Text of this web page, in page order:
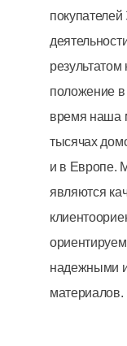
результатом
положение в
время наша
тысячах
и в Европе.
являются
надежными
материалов.